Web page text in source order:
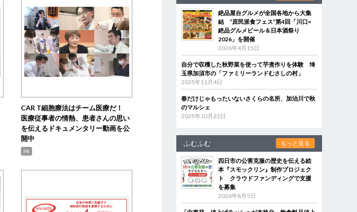
CAR T細胞療法はチーム医療だ！
医療従事者の情熱、患者さんの思い
を伝えるドキュメンタリー動画を公
開中
PR
絶品屋台グルメが全国各地から大集
結 “庶民派食フェス”第4回「川口×
絶品グルメビール＆日本酒祭り
2026」を開催
2026年4月15日
自分で収穫した秋野菜を使って芋煮作りを体験 埼
玉県加須市の「ファミリーランドむさしの村」
2025年11月4日
春だけじゃもったいないさくらの名所、加治川で秋
のマルシェ
2025年10月23日
ふむふむ もっと見る
四日市の公害克服の歴史を伝える絵
本『スモックリン』制作プロジェク
ト クラウドファンディングで支援
を募集
2026年8月5日